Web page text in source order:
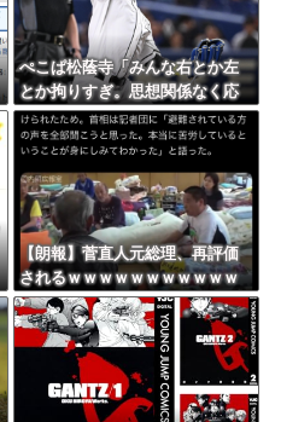
日本旅行キャンセルすべきか…1万年ぶり史上最大級の火山の兆し＝韓国の反応
海外「おめでとうタキ！」リヴァプール南野がバースデーゴール！！
Powered by livedoor 相互RSS
ぺこぱ松蔭寺「みんな右とか左
とか拘りすぎ。思想関係なく応
援しようよ」
【朗報】菅直人元総理、再評価
されるｗｗｗｗｗｗｗｗｗｗｗ
ｗｗｗｗｗｗｗ